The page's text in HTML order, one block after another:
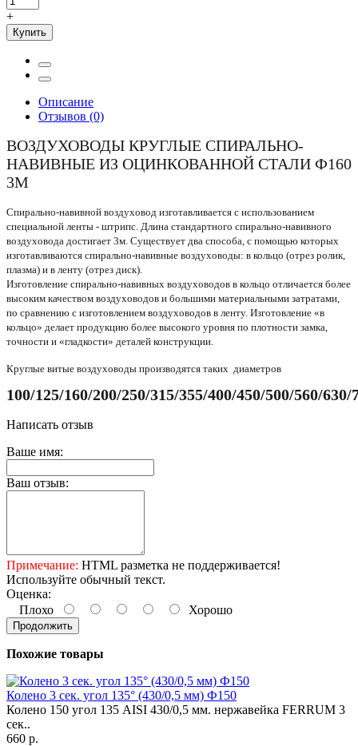
+
Купить
Описание
Отзывов (0)
ВОЗДУХОВОДЫ КРУГЛЫЕ СПИРАЛЬНО-
НАВИВНЫЕ ИЗ ОЦИНКОВАННОЙ СТАЛИ Ф160
3М
Спирально-навивной воздуховод изготавливается с использованием
специальной ленты - штрипс. Длина стандартного спирально-навивного
воздуховода достигает 3м. Существует два способа, с помощью которых
изготавливаются спирально-навивные воздуховоды: в кольцо (отрез ролик,
плазма) и в ленту (отрез диск).
Изготовление спирально-навивных воздуховодов в кольцо отличается более
высоким качеством воздуховодов и большими материальными затратами,
по сравнению с изготовлением воздуховодов в ленту. Изготовление «в
кольцо» делает продукцию более высокого уровня по плотности замка,
точности и «гладкости» деталей конструкции.
Круглые витые воздуховоды производятся таких диаметров
100/125/160/200/250/315/355/400/450/500/560/630/
Написать отзыв
Ваше имя:
Ваш отзыв:
Примечание: HTML разметка не поддерживается!
Используйте обычный текст.
Оценка:
Плохо
Хорошо
Продолжить
Похожие товары
Колено 3 сек. угол 135° (430/0,5 мм) Ф150
Колено 150 угол 135 AISI 430/0,5 мм. нержавейка FERRUM 3
сек..
660 р.